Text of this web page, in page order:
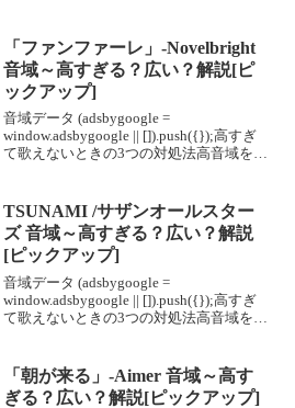
ルに通うこと...
「ファンファーレ」-Novelbright
音域～高すぎる？広い？解説[ピ
ックアップ]
音域データ (adsbygoogle =
window.adsbygoogle || []).push({});高すぎ
て歌えないときの3つの対処法高音域を広
ルに通うこと...
TSUNAMI /サザンオールスター
ズ 音域～高すぎる？広い？解説
[ピックアップ]
音域データ (adsbygoogle =
window.adsbygoogle || []).push({});高すぎ
て歌えないときの3つの対処法高音域を広
ルに通うこと...
「朝が来る」-Aimer 音域～高す
ぎる？広い？解説[ピックアップ]